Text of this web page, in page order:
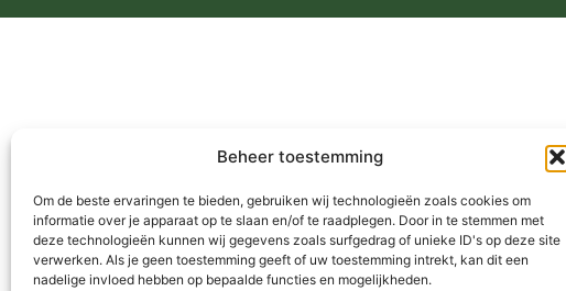
Beheer toestemming
Om de beste ervaringen te bieden, gebruiken wij technologieën zoals cookies om
informatie over je apparaat op te slaan en/of te raadplegen. Door in te stemmen met
deze technologieën kunnen wij gegevens zoals surfgedrag of unieke ID's op deze site
verwerken. Als je geen toestemming geeft of uw toestemming intrekt, kan dit een
nadelige invloed hebben op bepaalde functies en mogelijkheden.